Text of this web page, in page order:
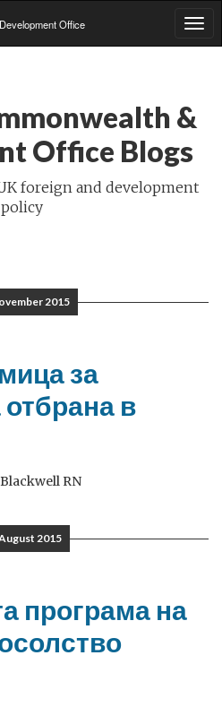
Office
&
Office Blogs
foreign and development
policy
2015
за
в
RN
2015
програма на